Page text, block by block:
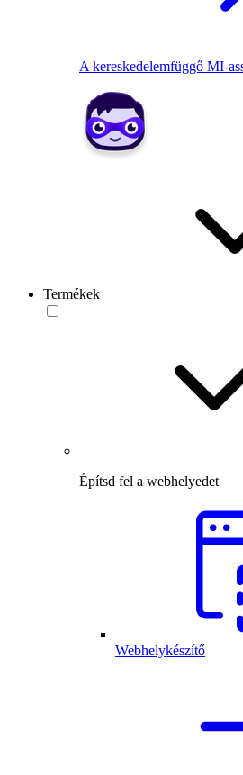
A kereskedelemfüggő MI-
Termékek
Építsd fel a webhelyedet
Webhelykészítő